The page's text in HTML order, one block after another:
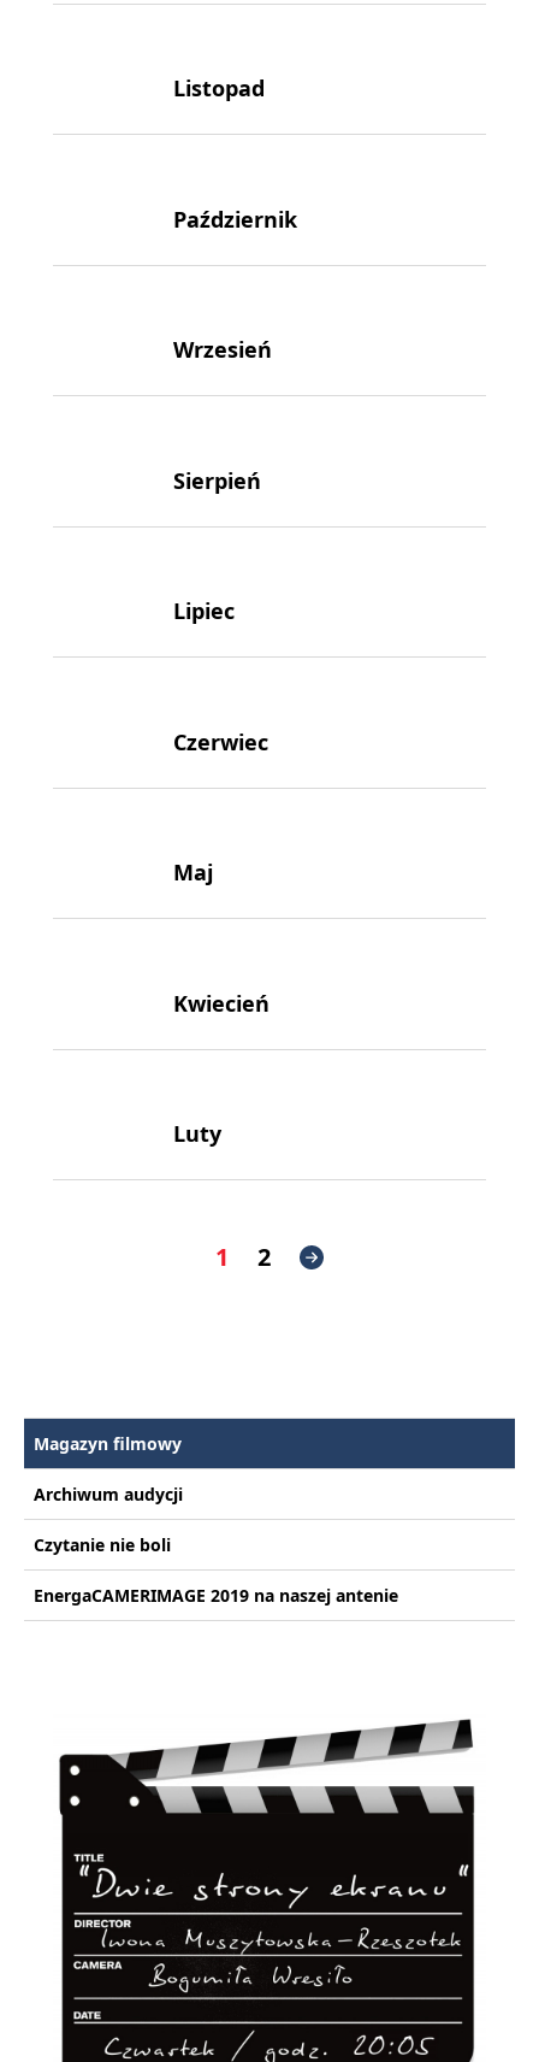
Listopad
Październik
Wrzesień
Sierpień
Lipiec
Czerwiec
Maj
Kwiecień
Luty
1 2
Magazyn filmowy
Archiwum audycji
Czytanie nie boli
EnergaCAMERIMAGE 2019 na naszej antenie